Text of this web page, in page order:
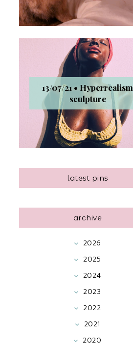
13/07/21 • Hyperrealism
sculpture
latest pins
archive
2026
2025
2024
2023
2022
2021
2020